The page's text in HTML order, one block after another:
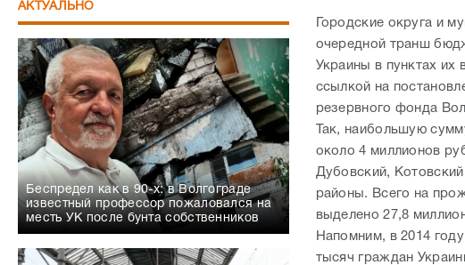
АКТУАЛЬНО
Беспредел как в 90-х: в Волгограде
известный профессор пожаловался на
месть УК после бунта собственников
Городские округа и
очередной транш
Украины в пунктах
ссылкой на
резервного фонда
Так, наибольшую
около 4 миллионов
Дубовский,
районы. Всего на
выделено 27,8
Напомним, в 2014
тысяч граждан